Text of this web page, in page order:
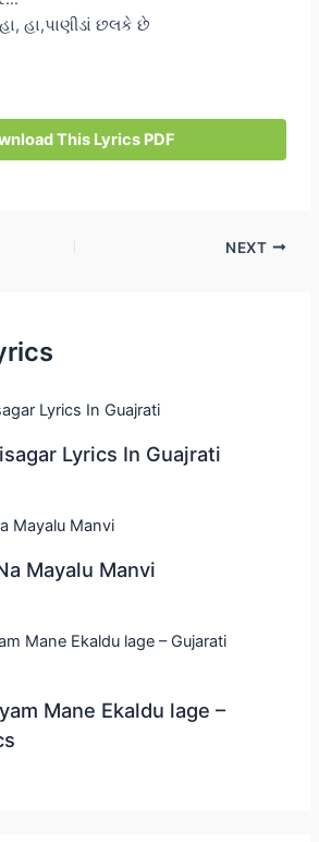
હા,પાણીડાં છલકે છે
This Lyrics PDF
NEXT
Lyrics In Guajrati
Mayalu Manvi
Mane Ekaldu lage –